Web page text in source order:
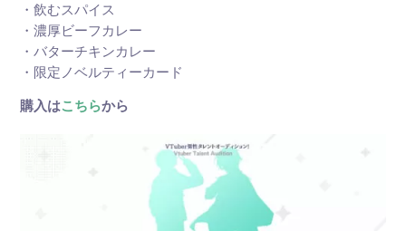
・飲むスパイス
・濃厚ビーフカレー
・バターチキンカレー
・限定ノベルティーカード
購入はこちらから